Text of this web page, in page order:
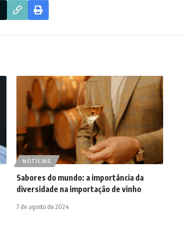
NOTÍCIAS
Sabores do mundo: a importância da
diversidade na importação de vinho
7 de agosto de 2024